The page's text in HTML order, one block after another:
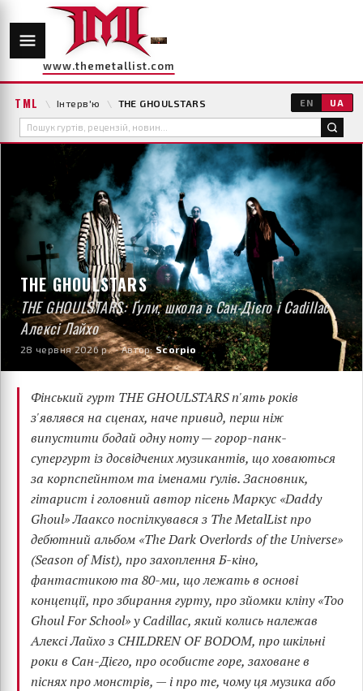
www.themetallist.com
TML \ Інтерв'ю \ THE GHOULSTARS EN UA
THE GHOULSTARS
THE GHOULSTARS: Ґули, школа в Сан-Дієго і Cadillac
Алексі Лайхо
28 червня 2026 р.· Автор:Scorpio
Фінський гурт THE GHOULSTARS п'ять років
з'являвся на сценах, наче привид, перш ніж
випустити бодай одну ноту — горор-панк-
супергурт із досвідчених музикантів, що ховаються
за корпспейнтом та іменами ґулів. Засновник,
гітарист і головний автор пісень Маркус «Daddy
Ghoul» Лааксо поспілкувався з The MetalList про
дебютний альбом «The Dark Overlords of the Universe»
(Season of Mist), про захоплення Б-кіно,
фантастикою та 80-ми, що лежать в основі
концепції, про збирання гурту, про зйомки кліпу «Too
Ghoul For School» у Cadillac, який колись належав
Алексі Лайхо з CHILDREN OF BODOM, про шкільні
роки в Сан-Дієго, про особисте горе, заховане в
піснях про монстрів, — і про те, чому ця музика або